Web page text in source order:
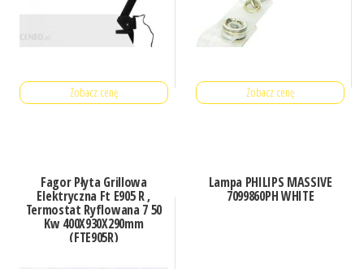
Zobacz cenę Zobacz cenę
Fagor Płyta Grillowa
Elektryczna Ft E905 R ,
Termostat Ryflowana 7 50
Kw 400X930X290mm
(FTE905R)
Lampa PHILIPS MASSIVE
7099860PH WHITE